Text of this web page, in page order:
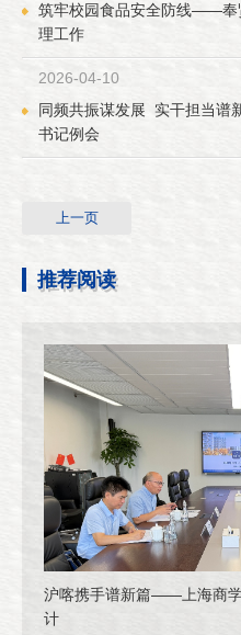
筑牢校园食品安全防线——奉
理工作
2026-04-10
同频共振谋发展 实干担当
书记例会
上一页
推荐阅读
沪喀携手谱新篇——上海商
计